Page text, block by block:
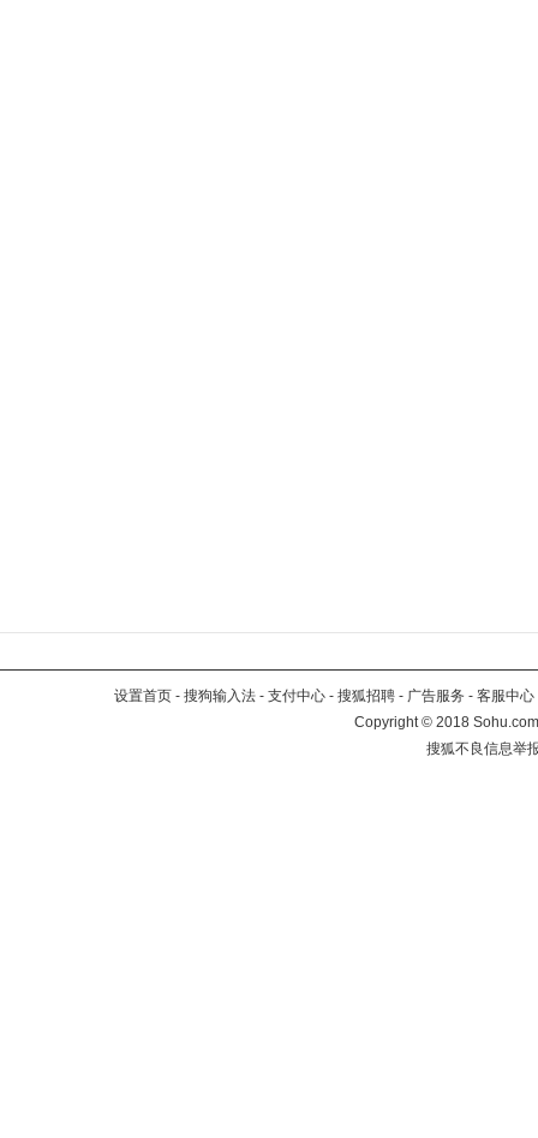
设置首页 - 搜狗输入法 - 支付中心 - 搜狐招聘 - 广告服务 - 客服中心
Copyright©2018
搜狐不良信息举